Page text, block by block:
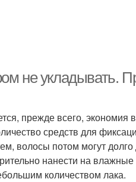
не укладывать.
прежде всего, экономия
средств для
волосы потом могут
нанести на
количеством лака.